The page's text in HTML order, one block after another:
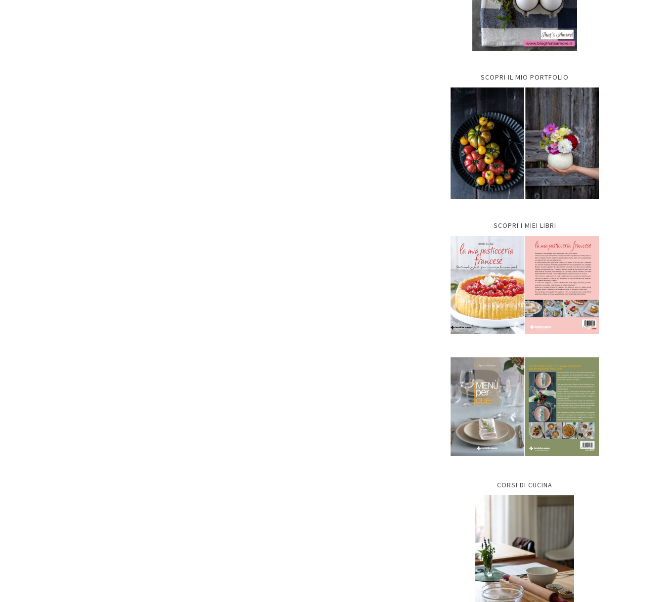
SCOPRI IL MIO PORTFOLIO
SCOPRI I MIEI LIBRI
CORSI DI CUCINA